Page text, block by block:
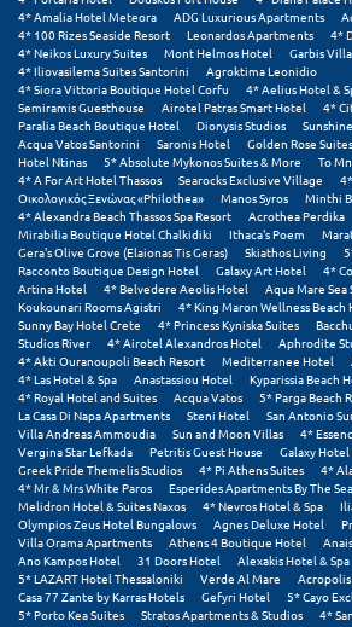
Πλύτρα Λακωνίας
Πόρος
Πόρτο Χέλι
Πρέβεζα
Πύλος
Πύργος
Ρ
Ρέθυμνο
Ρίο
Ρόδος
Σ
Σαλαμίνα
Σαμοθράκη
4* Amalia Hotel Meteora
ADG Luxurious Apartments
4* 100 Rizes Seaside Resort
Leonardos Apartments
4*
4* Neikos Luxury Suites
Mont Helmos Hotel Garbis
4* Iliovasilema Suites Santorini
Agroktima Leonidio
4* Siora Vittoria Boutique Hotel Corfu
4* Aelius Hotel &
Semiramis Guesthouse
Airotel Patras Smart Hotel
4*
Paralia Beach Boutique Hotel
Dionysis Studios
Acqua Vatos Santorini
Saronis Hotel Golden Rose Suites
Hotel Ntinas
5* Absolute Mykonos Suites & More
Το
4* A For Art Hotel Thassos
Searocks Exclusive Village
Οικολογικός Ξενώνας «Philothea»
Manos Syros
Minthi
4* Alexandra Beach Thassos Spa Resort
Acrothea Perdika
Mirabilia Boutique Hotel Chalkidiki
Ithaca's Poem
Gera's Olive Grove (Elaionas Tis Geras)
Skiathos Living
Racconto Boutique Design Hotel
Galaxy Art Hotel
4*
Artina Hotel
4* Belvedere Aeolis Hotel Aqua Mare
Koukounari Rooms Agistri
4* King Maron Wellness Beach
Sunny Bay Hotel Crete
4* Princess Kyniska Suites
Studios River
4* Airotel Alexandros Hotel
Aphrodite
4* Akti Ouranoupoli Beach Resort
Mediterranee Hotel
4* Las Hotel & Spa
Anastassiou Hotel
Kyparissia Beach
4* Royal Hotel and Suites
Acqua Vatos
5* Parga Beach
La Casa Di Napa Apartments
Steni Hotel
San Antonio
Villa Andreas Ammoudia
Sun and Moon Villas
4*
Vergina Star Lefkada
Petritis Guest House
Galaxy Hotel
Greek Pride Themelis Studios
4* Pi Athens Suites
4*
4* Mr & Mrs White Paros
Esperides Apartments By The Sea
Melidron Hotel & Suites Naxos
4* Nevros Hotel & Spa
Olympios Zeus Hotel Bungalows
Agnes Deluxe Hotel
Villa Orama Apartments
Athens 4 Boutique Hotel
Ano Kampos Hotel
31 Doors Hotel Alexakis Hotel & Spa
5* LAZART Hotel Thessaloniki
Verde Al Mare
Casa 77 Zante by Karras Hotels
Gefyri Hotel
5* Cayo
5* Porto Kea Suites
Stratos Apartments & Studios
4*